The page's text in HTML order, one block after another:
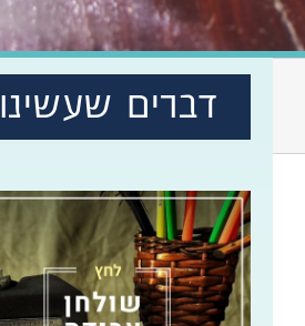
דברים שעשינו